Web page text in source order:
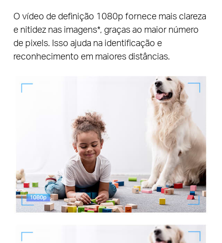
O vídeo de definição 1080p fornece mais clareza
e nitidez nas imagens*, graças ao maior número
de pixels. Isso ajuda na identificação e
reconhecimento em maiores distâncias.